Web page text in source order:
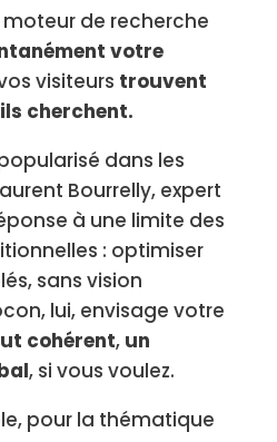
moteur de recherche
votre
visiteurs trouvent
cherchent.
dans les
Bourrelly, expert
à une limite des
: optimiser
sans vision
lui, envisage votre
cohérent,un
, si vous voulez.
pour la thématique